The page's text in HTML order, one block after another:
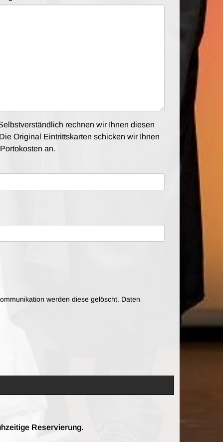
rechnen wir Ihnen diesen
Original Eintrittskarten schicken wir Ihnen
an.
werden diese gelöscht. Daten
Reservierung.